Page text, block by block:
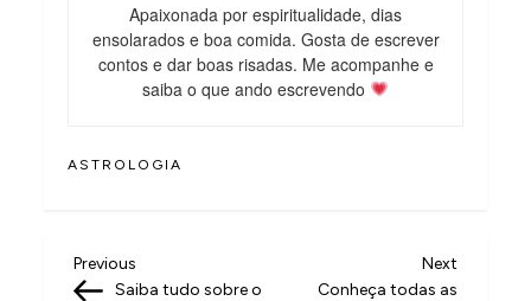
Apaixonada por espiritualidade, dias
ensolarados e boa comida. Gosta de escrever
contos e dar boas risadas. Me acompanhe e
saiba o que ando escrevendo
ASTROLOGIA
N
Previous
Post
Previous
Saiba tudo sobre o
Next
Post
Next
Conheça todas as